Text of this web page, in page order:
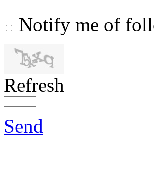
Notify me of
Refresh
Send